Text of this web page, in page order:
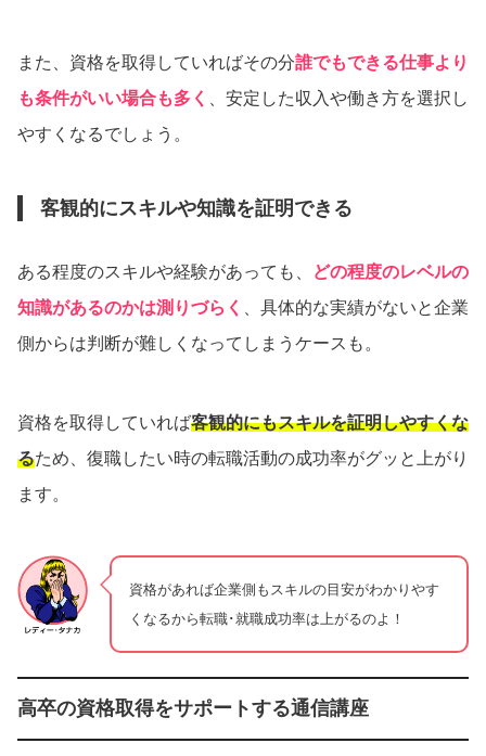
また、資格を取得していればその分誰でもできる仕事より
も条件がいい場合も多く
、安定した収入や働き方を選択し
やすくなるでしょう。
客観的にスキルや知識を証明できる
ある程度のスキルや経験があっても、
どの程度のレベルの
知識があるのかは測りづらく
、具体的な実績がないと企業
側からは判断が難しくなってしまうケースも。
資格を取得していれば客観的にもスキルを証明しやすくな
るため、復職したい時の転職活動の成功率がグッと上がり
ます。
資格があれば企業側もスキルの目安がわかりやす
くなるから転職･就職成功率は上がるのよ！
高卒の資格取得をサポートする通信講座